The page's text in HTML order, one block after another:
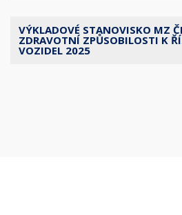
VÝKLADOVÉ STANOVISKO MZ
ZDRAVOTNÍ ZPŮSOBILOSTI K
VOZIDEL 2025